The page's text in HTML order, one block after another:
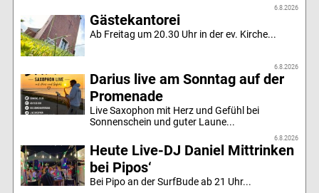
6.8.2026
Gästekantorei
Ab Freitag um 20.30 Uhr in der ev. Kirche...
6.8.2026
Darius live am Sonntag auf der
Promenade
Live Saxophon mit Herz und Gefühl bei
Sonnenschein und guter Laune...
6.8.2026
Heute Live-DJ Daniel Mittrinken
bei Pipos‘
Bei Pipo an der SurfBude ab 21 Uhr...